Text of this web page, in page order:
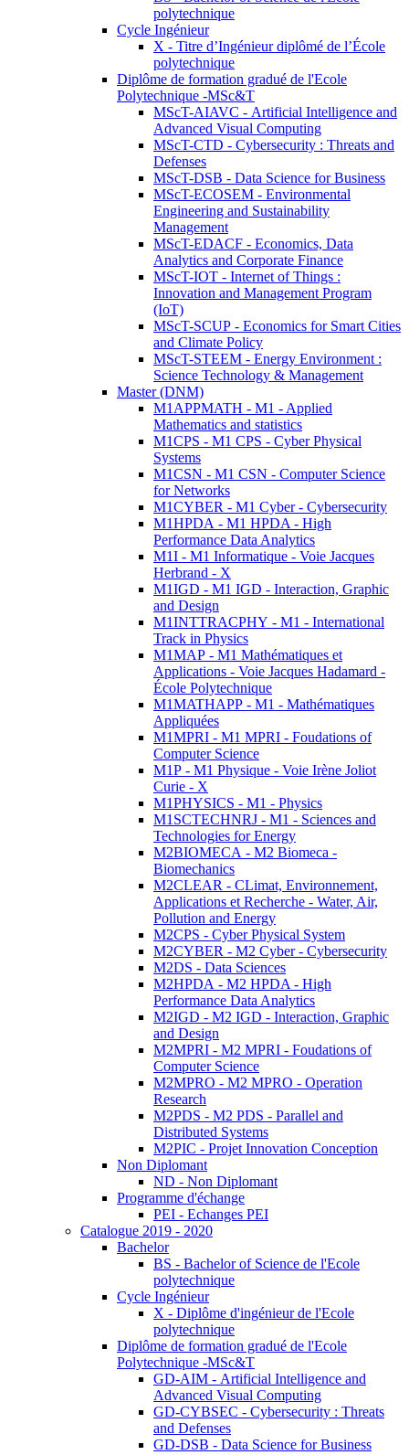
polytechnique
Cycle Ingénieur
X - Titre d’Ingénieur diplômé de l’École
polytechnique
Diplôme de formation gradué de l'Ecole
Polytechnique -MSc&T
MScT-AIAVC - Artificial Intelligence and
Advanced Visual Computing
MScT-CTD - Cybersecurity : Threats and
Defenses
MScT-DSB - Data Science for Business
MScT-ECOSEM - Environmental
Engineering and Sustainability
Management
MScT-EDACF - Economics, Data
Analytics and Corporate Finance
MScT-IOT - Internet of Things :
Innovation and Management Program
(IoT)
MScT-SCUP - Economics for Smart Cities
and Climate Policy
MScT-STEEM - Energy Environment :
Science Technology & Management
Master (DNM)
M1APPMATH - M1 - Applied
Mathematics and statistics
M1CPS - M1 CPS - Cyber Physical
Systems
M1CSN - M1 CSN - Computer Science
for Networks
M1CYBER - M1 Cyber - Cybersecurity
M1HPDA - M1 HPDA - High
Performance Data Analytics
M1I - M1 Informatique - Voie Jacques
Herbrand - X
M1IGD - M1 IGD - Interaction, Graphic
and Design
M1INTTRACPHY - M1 - International
Track in Physics
M1MAP - M1 Mathématiques et
Applications - Voie Jacques Hadamard -
École Polytechnique
M1MATHAPP - M1 - Mathématiques
Appliquées
M1MPRI - M1 MPRI - Foudations of
Computer Science
M1P - M1 Physique - Voie Irène Joliot
Curie - X
M1PHYSICS - M1 - Physics
M1SCTECHNRJ - M1 - Sciences and
Technologies for Energy
M2BIOMECA - M2 Biomeca -
Biomechanics
M2CLEAR - CLimat, Environnement,
Applications et Recherche - Water, Air,
Pollution and Energy
M2CPS - Cyber Physical System
M2CYBER - M2 Cyber - Cybersecurity
M2DS - Data Sciences
M2HPDA - M2 HPDA - High
Performance Data Analytics
M2IGD - M2 IGD - Interaction, Graphic
and Design
M2MPRI - M2 MPRI - Foudations of
Computer Science
M2MPRO - M2 MPRO - Operation
Research
M2PDS - M2 PDS - Parallel and
Distributed Systems
M2PIC - Projet Innovation Conception
Non Diplomant
ND - Non Diplomant
Programme d'échange
PEI - Echanges PEI
Catalogue 2019 - 2020
Bachelor
BS - Bachelor of Science de l'Ecole
polytechnique
Cycle Ingénieur
X - Diplôme d'ingénieur de l'Ecole
polytechnique
Diplôme de formation gradué de l'Ecole
Polytechnique -MSc&T
GD-AIM - Artificial Intelligence and
Advanced Visual Computing
GD-CYBSEC - Cybersecurity : Threats
and Defenses
GD-DSB - Data Science for Business